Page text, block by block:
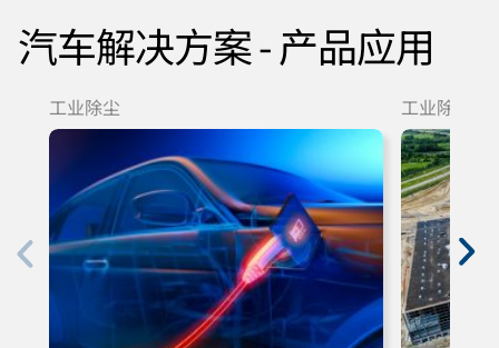
汽车解决方案 - 产品应用
工业除尘 工业除尘